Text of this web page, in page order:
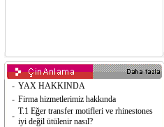
- YAX HAKKINDA
- Firma hizmetlerimiz hakkında
- T.1 Eğer transfer motifleri ve rhinestones
iyi değil ütülenir nasıl?